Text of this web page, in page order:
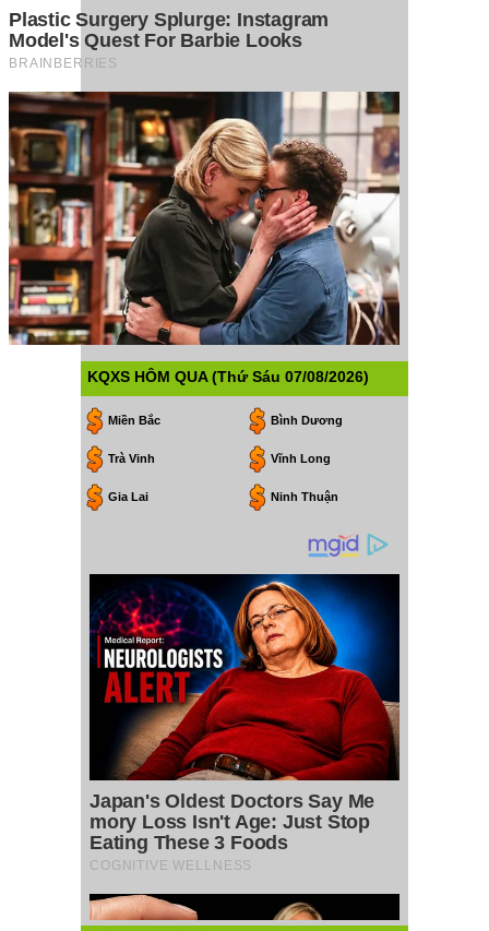
KQXS HÔM QUA (Thứ Sáu 07/08/2026)
Miền Bắc Bình Dương
Trà Vinh Vĩnh Long
Gia Lai Ninh Thuận